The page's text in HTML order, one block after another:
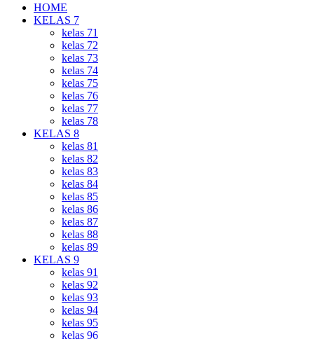
HOME
KELAS 7
kelas 71
kelas 72
kelas 73
kelas 74
kelas 75
kelas 76
kelas 77
kelas 78
KELAS 8
kelas 81
kelas 82
kelas 83
kelas 84
kelas 85
kelas 86
kelas 87
kelas 88
kelas 89
KELAS 9
kelas 91
kelas 92
kelas 93
kelas 94
kelas 95
kelas 96